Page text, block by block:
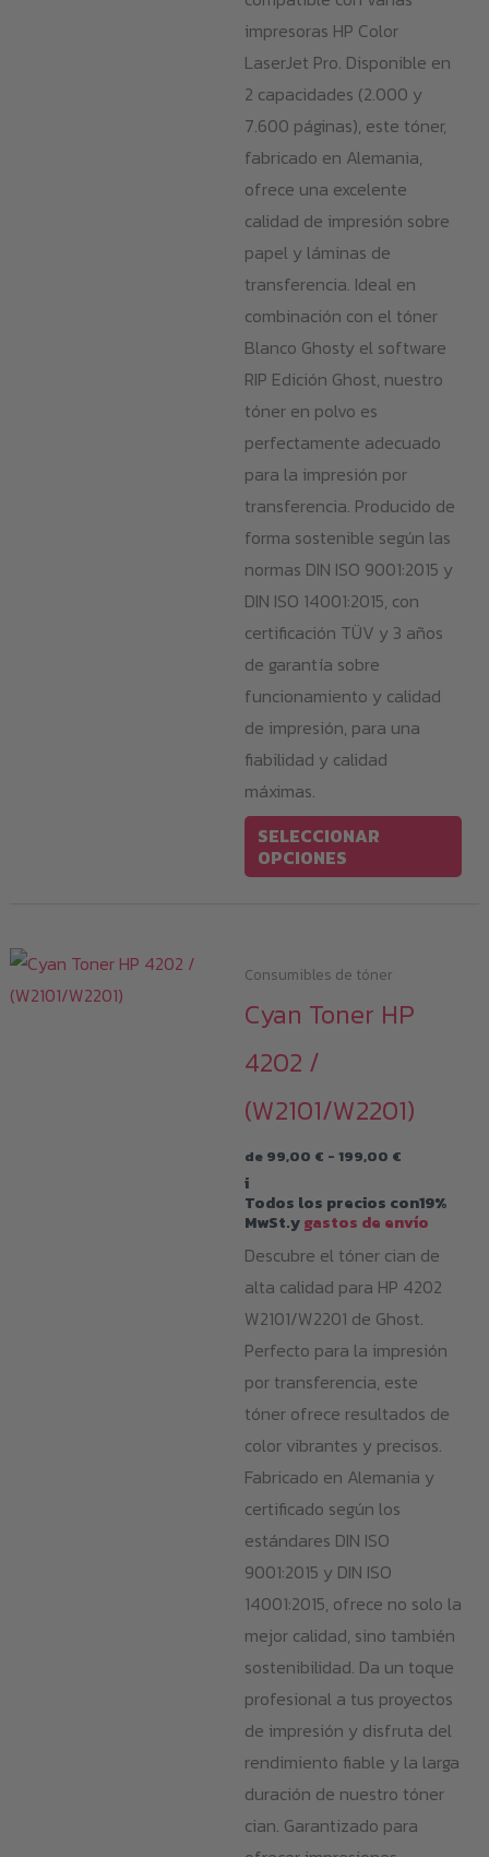
impresoras HP Color
LaserJet Pro. Disponible en
2 capacidades (2.000 y
7.600 páginas), este tóner,
fabricado en Alemania,
ofrece una excelente
calidad de impresión sobre
papel y láminas de
transferencia. Ideal en
combinación con el tóner
Blanco Ghosty el software
RIP Edición Ghost, nuestro
tóner en polvo es
perfectamente adecuado
para la impresión por
transferencia. Producido de
forma sostenible según las
normas DIN ISO 9001:2015 y
DIN ISO 14001:2015, con
certificación TÜV y 3 años
de garantía sobre
funcionamiento y calidad
de impresión, para una
fiabilidad y calidad
máximas.
SELECCIONAR
OPCIONES
Consumibles de tóner
Cyan Toner HP
4202 /
(W2101/W2201)
de 99,00 € - 199,00 €
desde
99,00 €
199,00 €
i
Todos los precios con19%
MwSt.ygastos de envío
Descubre el tóner cian de
alta calidad para HP 4202
W2101/W2201 de Ghost.
Perfecto para la impresión
por transferencia, este
tóner ofrece resultados de
color vibrantes y precisos.
Fabricado en Alemania y
certificado según los
estándares DIN ISO
9001:2015 y DIN ISO
14001:2015, ofrece no solo la
mejor calidad, sino también
sostenibilidad. Da un toque
profesional a tus proyectos
de impresión y disfruta del
rendimiento fiable y la larga
duración de nuestro tóner
cian. Garantizado para